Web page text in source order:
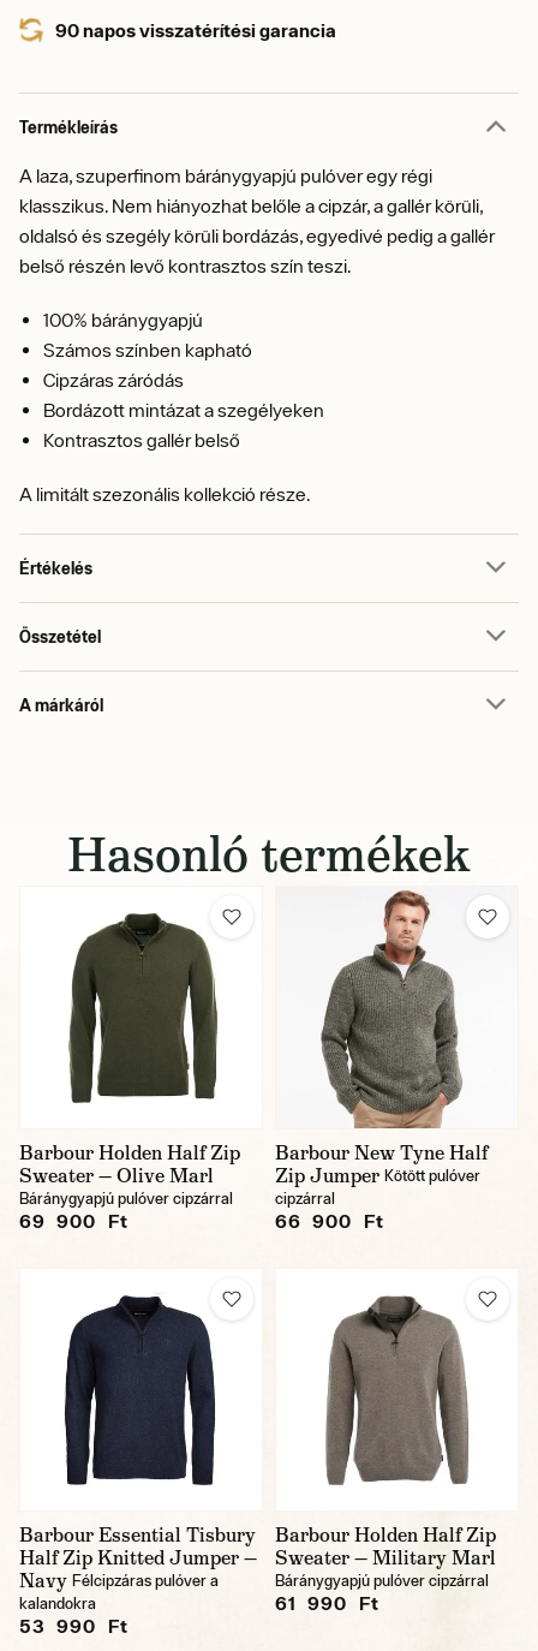
90 napos visszatérítési garancia
Termékleírás
A laza, szuperfinom báránygyapjú pulóver egy régi
klasszikus. Nem hiányozhat belőle a cipzár, a gallér körüli,
oldalsó és szegély körüli bordázás, egyedivé pedig a gallér
belső részén levő kontrasztos szín teszi.
100% báránygyapjú
Számos színben kapható
Cipzáras záródás
Bordázott mintázat a szegélyeken
Kontrasztos gallér belső
A limitált szezonális kollekció része.
Értékelés
Összetétel
A márkáról
Hasonló termékek
Barbour Holden Half Zip
Sweater — Olive Marl
Báránygyapjú pulóver cipzárral
69 900 Ft
Barbour New Tyne Half
Zip Jumper Kötött pulóver
cipzárral
66 900 Ft
Barbour Essential Tisbury
Half Zip Knitted Jumper —
Navy Félcipzáras pulóver a
kalandokra
53 990 Ft
Barbour Holden Half Zip
Sweater — Military Marl
Báránygyapjú pulóver cipzárral
61 990 Ft